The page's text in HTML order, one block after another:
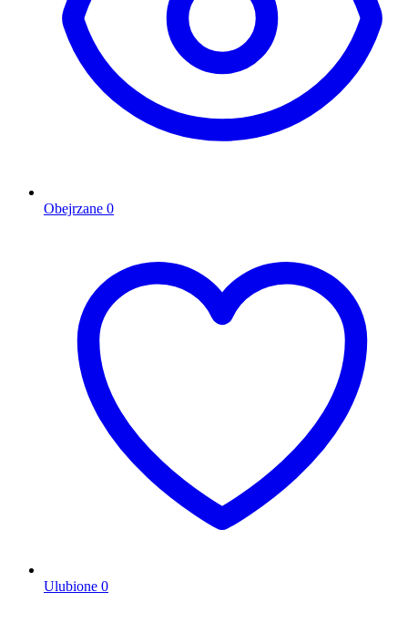
Obejrzane 0
Ulubione 0